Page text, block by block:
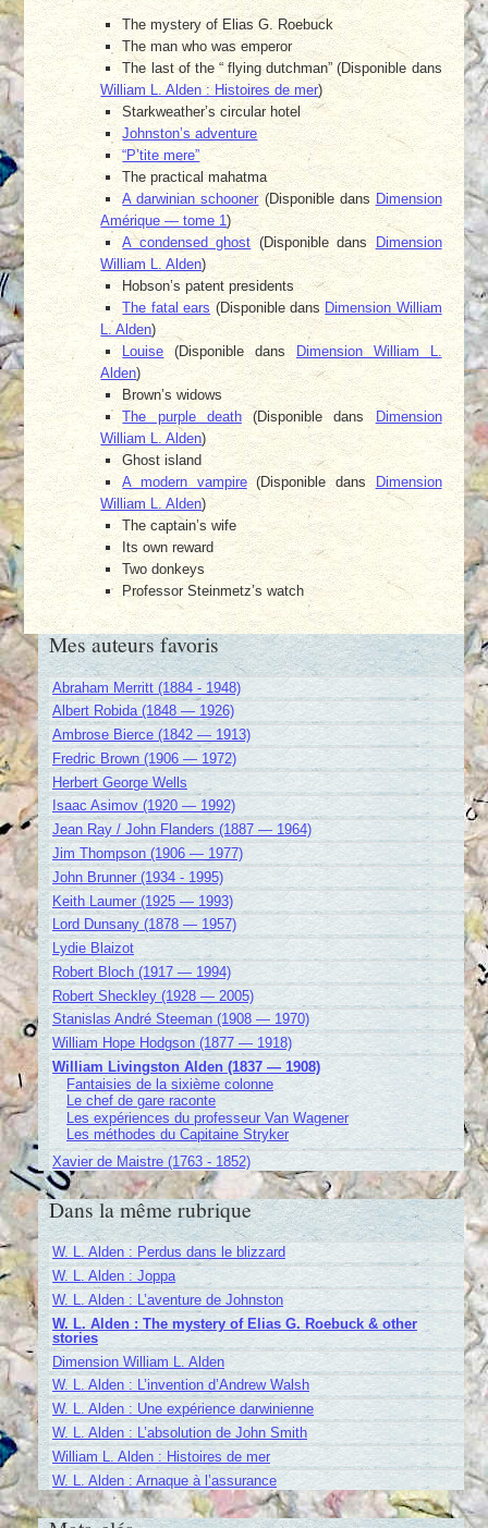
The mystery of Elias G. Roebuck
The man who was emperor
The last of the “ flying dutchman” (Disponible dans
William L. Alden : Histoires de mer)
Starkweather’s circular hotel
Johnston’s adventure
“P’tite mere”
The practical mahatma
A darwinian schooner(Disponible dans Dimension
Amérique — tome 1)
A condensed ghost(Disponible dans
Dimension
William L. Alden)
Hobson’s patent presidents
The fatal ears(Disponible dans Dimension William
L. Alden)
Louise (Disponible dans
Dimension William L.
Alden)
Brown’s widows
The purple death(Disponible dans Dimension
William L. Alden)
Ghost island
A modern vampire(Disponible dansDimension
William L. Alden)
The captain’s wife
Its own reward
Two donkeys
Professor Steinmetz’s watch
Mes auteurs favoris
Abraham Merritt (1884 - 1948)
Albert Robida (1848 — 1926)
Ambrose Bierce (1842 — 1913)
Fredric Brown (1906 — 1972)
Herbert George Wells
Isaac Asimov (1920 — 1992)
Jean Ray / John Flanders (1887 — 1964)
Jim Thompson (1906 — 1977)
John Brunner (1934 - 1995)
Keith Laumer (1925 — 1993)
Lord Dunsany (1878 — 1957)
Lydie Blaizot
Robert Bloch (1917 — 1994)
Robert Sheckley (1928 — 2005)
Stanislas André Steeman (1908 — 1970)
William Hope Hodgson (1877 — 1918)
William Livingston Alden (1837 — 1908)
Fantaisies de la sixième colonne
Le chef de gare raconte
Les expériences du professeur Van Wagener
Les méthodes du Capitaine Stryker
Xavier de Maistre (1763 - 1852)
Dans la même rubrique
W. L. Alden : Perdus dans le blizzard
W. L. Alden : Joppa
W. L. Alden : L’aventure de Johnston
W. L. Alden : The mystery of Elias G. Roebuck & other
stories
Dimension William L. Alden
W. L. Alden : L’invention d’Andrew Walsh
W. L. Alden : Une expérience darwinienne
W. L. Alden : L’absolution de John Smith
William L. Alden : Histoires de mer
W. L. Alden : Arnaque à l’assurance